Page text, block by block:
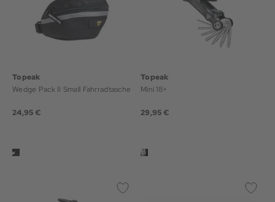
Topeak
Wedge Pack II Small Fahrradtasche
24,95 €
Topeak
Mini 18+
29,95 €